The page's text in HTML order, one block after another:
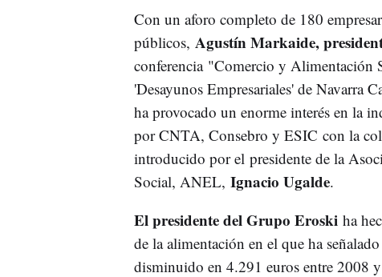
Con un aforo completo de 180
públicos, Agustín Markaide,
conferencia "Comercio y Alimentación
'Desayunos Empresariales' de Navarra
ha provocado un enorme interés en la
por CNTA, Consebro y ESIC con la
introducido por el presidente de la
Social, ANEL, Ignacio Ugalde.
El presidente del Grupo Eroski ha
de la alimentación en el que ha
disminuido en 4.291 euros entre 2008